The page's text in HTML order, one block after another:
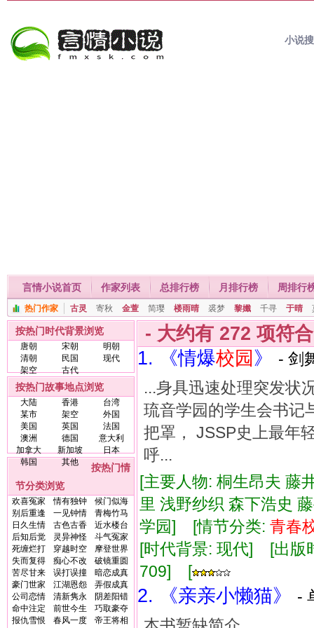
小说
言情小说首页 作家列表 总排行榜 月排行榜 周排行
热门作家 古灵 寄秋 金萱 简璎 楼雨晴 裘梦 黎孅 千寻 于晴
按热门时代背景浏览
唐朝 宋朝
明朝
清朝
民国
现代
架空
古代
按热门故事地点浏览
大陆 香港
台湾
某市
架空
外国
美国
英国
法国
澳洲
德国
意大利
加拿大
新加坡
日本
韩国
其他
按热门情
节分类浏览
欢喜冤家 情有独钟
候门似海
别后重逢
一见钟情
青梅竹马
日久生情
古色古香
近水楼台
后知后觉
灵异神怪
斗气冤家
死缠烂打
穿越时空
摩登世界
失而复得
痴心不改
破镜重圆
苦尽甘来
误打误撞
暗恋成真
豪门世家
江湖恩怨
弄假成真
公司恋情
清新隽永
阴差阳错
命中注定
前世今生
巧取豪夺
报仇雪恨
春风一度
帝王将相
- 大约有 272 项符
1. 《情爆校园 》
- 剑
...身具迅速处理突发
琉音学园的学生会书记
把罩， JSSP史上最年
呼...
[主要人物: 桐生昂夫 藤
里 浅野纱织 森下浩史
学园] [情节分类: 青春
[时代背景: 现代] [出
709] [
2. 《亲亲小懒猫》
-